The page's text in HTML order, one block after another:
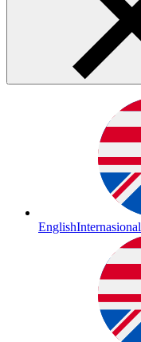
EnglishInternasional